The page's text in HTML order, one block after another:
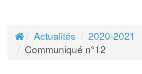
Actualités
2020-2021
Communiqué n°12